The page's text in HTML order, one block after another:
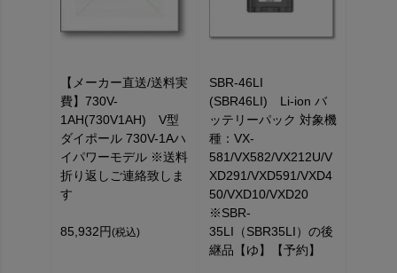
【メーカー直送/送料実
費】730V-
1AH(730V1AH) V型
ダイポール 730V-1Aハ
イパワーモデル ※送料
折り返しご連絡致しま
す
85,932円 (税込)
SBR-46LI
(SBR46LI) Li-ion バ
ッテリーパック 対象機
種：VX-
581/VX582/VX212U/V
XD291/VXD591/VXD4
50/VXD10/VXD20
※SBR-
35LI（SBR35LI）の後
継品【ゆ】【予約】